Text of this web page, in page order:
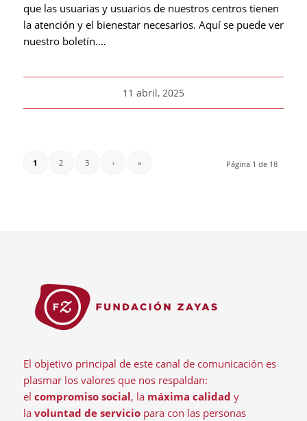
que las usuarias y usuarios de nuestros centros tienen
la atención y el bienestar necesarios. Aquí se puede ver
nuestro boletín.…
11 abril, 2025
Página 1 de 18
1 2 3 › »
El objetivo principal de este canal de comunicación es
plasmar los valores que nos respaldan:
el compromiso social, la máxima calidad y
la voluntad de serviciopara con las personas